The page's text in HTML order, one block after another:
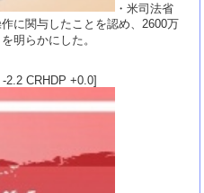
・米司法省
に関与したことを認め、2600万
明らかにした。
CRHDP +0.0]